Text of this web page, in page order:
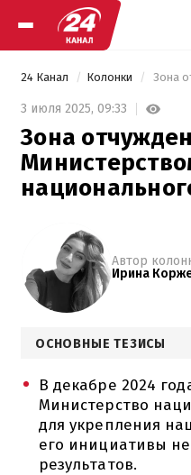
24 Канал Колонки
3 июля 2025, 09:33
Зона
Автор
Ирина
ОСНОВНЫЕ ТЕЗИСЫ
В декабре 2024
Министерство
для укрепления
его инициативы
результатов.